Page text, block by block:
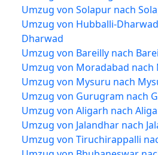
Umzug von Solapur nach
Umzug von Hubballi-
Dharwad
Umzug von Bareilly nach
Umzug von Moradabad nach
Umzug von Mysuru nach
Umzug von Gurugram nach
Umzug von Aligarh nach
Umzug von Jalandhar nach
Umzug von Tiruchirappalli